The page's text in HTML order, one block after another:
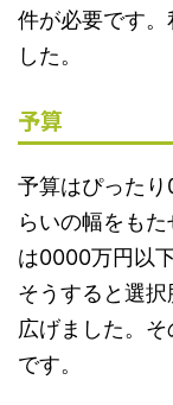
件が必要です。
した。
予算
予算はぴった
らいの幅をも
は0000万円以
そうすると選択
広げました。そ
です。